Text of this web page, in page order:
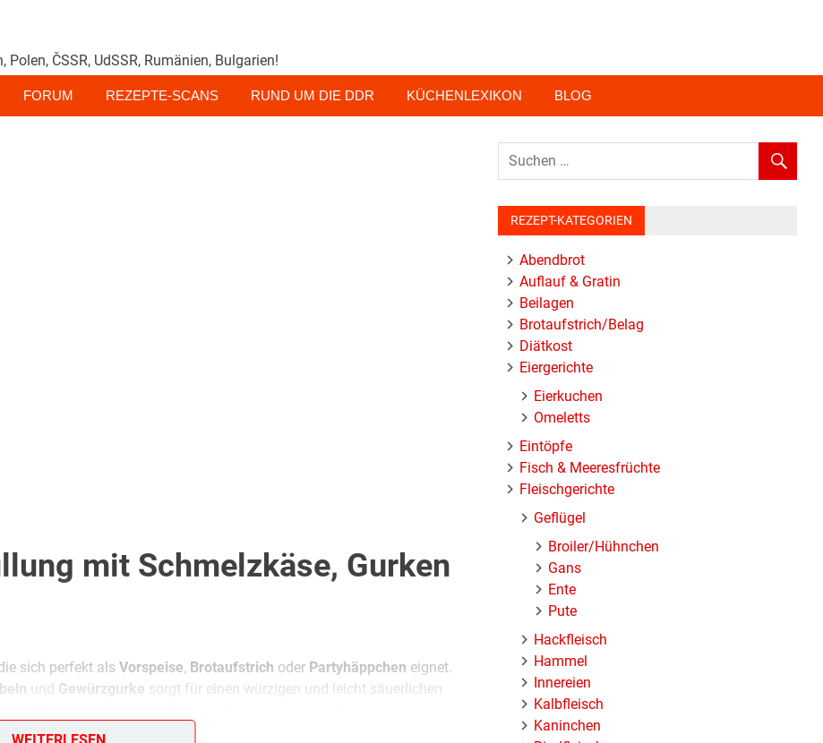
ČSSR, UdSSR, Rumänien, Bulgarien!
FORUM REZEPTE-SCANS RUND UM DIE DDR KÜCHENLEXIKON BLOG
mit Schmelzkäse, Gurken
sich perfekt als Vorspeise, Brotaufstrich oder Partyhäppchen eignet.
und Gewürzgurke sorgt für einen würzigen und leicht säuerlichen
WEITERLESEN
REZEPT-KATEGORIEN
Abendbrot
Auflauf & Gratin
Beilagen
Brotaufstrich/Belag
Diätkost
Eiergerichte
Eierkuchen
Omeletts
Eintöpfe
Fisch & Meeresfrüchte
Fleischgerichte
Geflügel
Broiler/Hühnchen
Gans
Ente
Pute
Hackfleisch
Hammel
Innereien
Kalbfleisch
Kaninchen